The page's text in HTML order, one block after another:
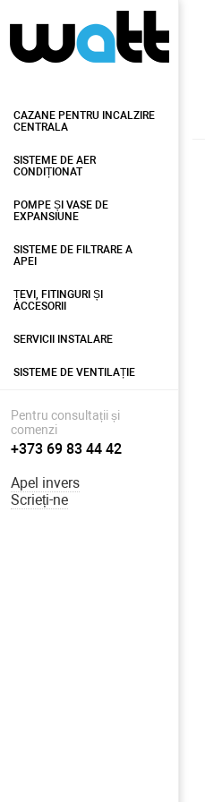
CAZANE PENTRU INCALZIRE
CENTRALA
SISTEME DE AER
CONDIȚIONAT
POMPE ȘI VASE DE
EXPANSIUNE
SISTEME DE FILTRARE A
APEI
ȚEVI, FITINGURI ȘI
ACCESORII
SERVICII INSTALARE
SISTEME DE VENTILAȚIE
Pentru consultații și
comenzi
+373 69 83 44 42
Apel invers
Scrieți-ne